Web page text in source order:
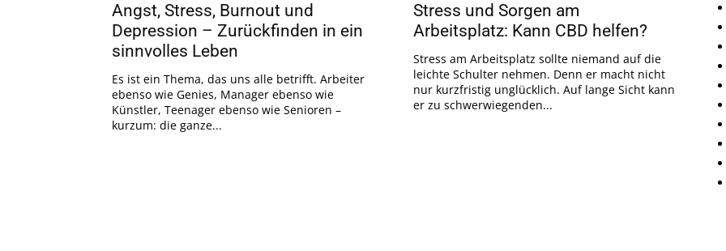
Angst, Stress, Burnout und
Depression – Zurückfinden in ein
sinnvolles Leben
Es ist ein Thema, das uns alle betrifft. Arbeiter
ebenso wie Genies, Manager ebenso wie
Künstler, Teenager ebenso wie Senioren –
kurzum: die ganze...
Stress und Sorgen am
Arbeitsplatz: Kann CBD helfen?
Stress am Arbeitsplatz sollte niemand auf die
leichte Schulter nehmen. Denn er macht nicht
nur kurzfristig unglücklich. Auf lange Sicht kann
er zu schwerwiegenden...